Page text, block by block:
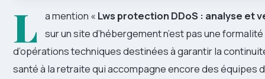
L a mention « Lws protection DDoS : analyse et
sur un site d’hébergement n’est pas une
d’opérations techniques destinées à garantir la
santé à la retraite qui accompagne encore des équipes